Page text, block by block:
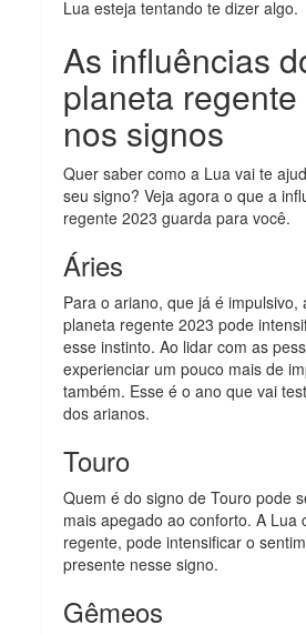
Lua esteja tentando te dizer algo.
As influências
planeta
nos signos
Quer saber como a Lua vai te
seu signo? Veja agora o que a
regente 2023 guarda para você.
Áries
Para o ariano, que já é impulsivo,
planeta regente 2023 pode
esse instinto. Ao lidar com as
experienciar um pouco mais de
também. Esse é o ano que vai
dos arianos.
Touro
Quem é do signo de Touro pode
mais apegado ao conforto. A Lua
regente, pode intensificar o
presente nesse signo.
Gêmeos